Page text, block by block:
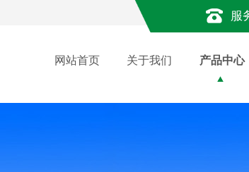
服
网站首页 关于我们 产品中心